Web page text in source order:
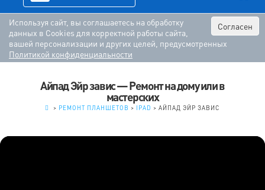
Согласен
Используя сайт, вы соглашаетесь на обработку
данных в Cookies для корректной работы сайта,
вашей персонализации и других целей, предусмотренных
Политикой конфиденциальности
Айпад Эйр завис — Ремонт на дому или в
мастерских
> РЕМОНТ ПЛАНШЕТОВ > IPAD >АЙПАД ЭЙР ЗАВИС